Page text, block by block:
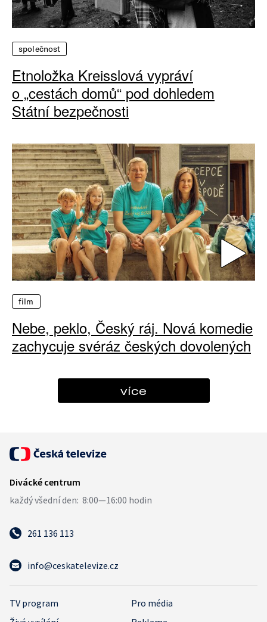
společnost
Etnoložka Kreisslová vypráví
o „cestách domů“ pod dohledem
Státní bezpečnosti
film
Nebe, peklo, Český ráj. Nová komedie
zachycuje svéráz českých dovolených
více
261 136 113
info@ceskatelevize.cz
TV program
Pro média